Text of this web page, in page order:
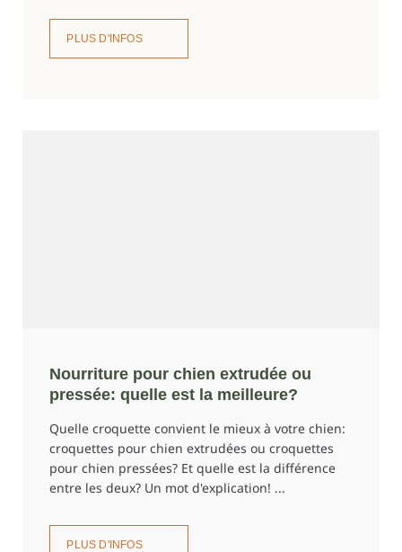
PLUS D'INFOS
Nourriture pour chien extrudée ou
pressée: quelle est la meilleure?
Quelle croquette convient le mieux à votre chien:
croquettes pour chien extrudées ou croquettes
pour chien pressées? Et quelle est la différence
entre les deux? Un mot d'explication! ...
PLUS D'INFOS